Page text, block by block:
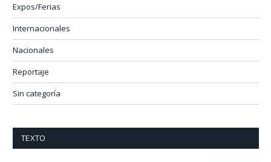
Expos/Ferias
Internacionales
Nacionales
Reportaje
Sin categoría
TEXTO